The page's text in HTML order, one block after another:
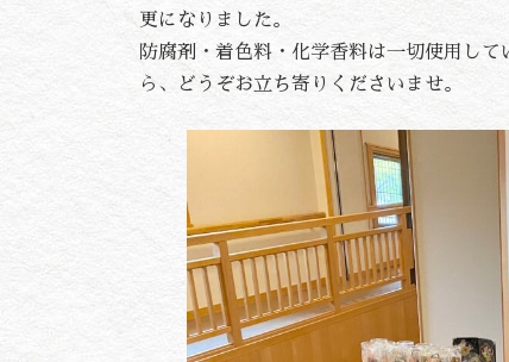
更になりました。
防腐剤・着色料・化学香料は一切使用し
ら、どうぞお立ち寄りくださいませ。